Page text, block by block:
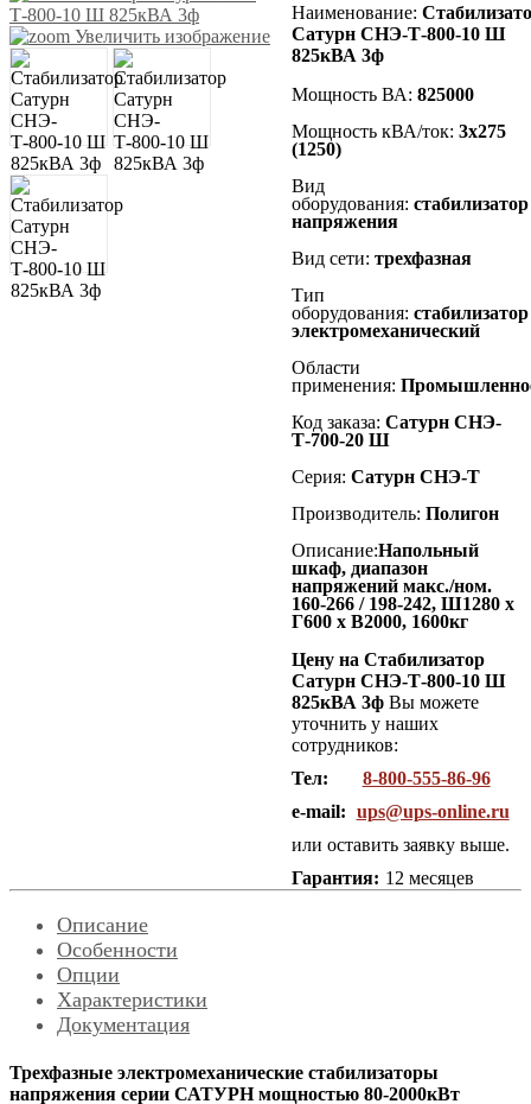
Увеличить изображение
Наименование:
Сатурн СНЭ-Т-800-10 Ш
825кВА 3ф
Мощность ВА: 825000
Мощность кВА/ток: 3х275
(1250)
Вид
оборудования: стабилизатор
напряжения
Вид сети: трехфазная
Тип
оборудования: стабилизатор
электромеханический
Области
применения:
Код заказа: Сатурн СНЭ-
Т-700-20 Ш
Серия: Сатурн СНЭ-Т
Производитель: Полигон
Описание:Напольный
шкаф, диапазон
напряжений макс./ном.
160-266 / 198-242, Ш1280 x
Г600 x В2000, 1600кг
Цену на Стабилизатор
Сатурн СНЭ-Т-800-10 Ш
825кВА 3ф Вы можете
уточнить у наших
сотрудников:
Тел:
8-800-555-86-96
e-mail: ups@ups-online.ru
или оставить заявку выше.
Гарантия: 12 месяцев
Описание
Особенности
Опции
Характеристики
Документация
Трехфазные электромеханические стабилизаторы
напряжения серии САТУРН мощностью 80-2000кВт